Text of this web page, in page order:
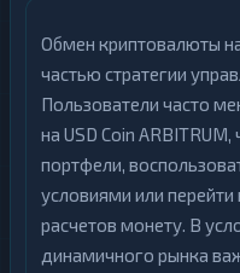
Обмен криптовалюты
частью стратегии
Пользователи часто
на USD Coin
портфели,
условиями или
расчетов монету. В
динамичного рынка